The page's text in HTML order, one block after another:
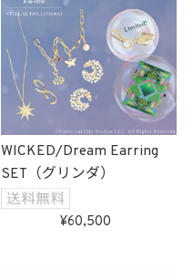
WICKED/Dream Earring
SET（グリンダ）
60,500